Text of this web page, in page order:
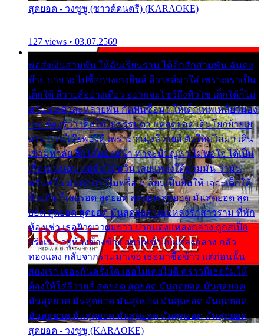
สุดยอด - วงซูซู (ซาวด์ดนตรี) (KARAOKE)
127 views • 03.07.2569
พ่อส่งเงินสามพัน ให้ฉันเรียนราม ได้อีกสักสามพัน ฉันคง
บ๊าย บาย จะไปซื้อกางเกงยีนส์ ลีวายส์มาใส่ เพราะเราเป็น
เด็กใต้ ลีวายส์อย่างเดียว อยากจะโชว์ถึงหิวโซ เด็กใต้ก็ไม่
หวั่น ตกตัวละหลายพัน กัดฟันซื้อมา ให้เด็กเทพเหลียวมอง
และต้องรู้ว่า เด็กใต้ไม่ธรรมดา แต่สุดยอด เดินโยกย้ายเย
ยวน กวนโอ๊ยพอได้ เพราะว่านุ่งลีวายส์ ตัวใหม่ใส่มา เดิน
เข้ามหาลัย จิ๊กโก๊มองหน้า ท่าจะมีปัญหา ไม่พอใจ ได้เป็น
เรื่องแน่นอน แต่ฉันไม่หวั่น เลยแหลงใต้ถามมัน ว่ามัน
พรั่นพรือ มันตอบว่าไม่พรื่อ เปลี่ยนเป็นยิ้มให้ เจอะเด็กใต้
ด้วยกัน ก็เลยรอด สุดยอด สุดยอด สุดยอด มันสุดยอด สุด
ยอด สุดยอด สุดยอด มันสุดยอด แอบหลงรักสาวราม ที่พัก
ห้องเช่า เธอผิวขาวผมยาว ปากแดงแหลงกลาง ถูกสเป็ก
จริงเธอ อยู่ห้องข้างข้าง อยากเข้าไปแหลงกลาง กลัว
ทองแดง กลับจากรามมาเจอ เธอมาซื้อข้าว แต่ก่อนนั้น
สองเรา เจอะกันครั้งใด เธอไม่เคยไยดี คราวนี้เธอยิ้มให้
ต้องให้ใส่ลีวายส์ สุดยอด สุดยอด มันสุดยอด มันสุดยอด
มันสุดยอด มันสุดยอด มันสุดยอด มันสุดยอด มันสุดยอด
มันสุดยอด มันสุดยอด มันสุดยอด มันสุดยอด มันสุดยอด
สุดยอด - วงซูซู (KARAOKE)